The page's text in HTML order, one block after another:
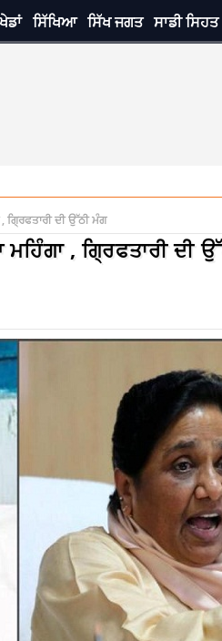
ਸਿੱਖਿਆ ਸਿੱਖ ਜਗਤ ਸਾਡੀ ਸਿਹਤ
ਗ੍ਰਿਫਤਾਰੀ ਦੀ ਉੱਠੀ ਮੰਗ
, ਗ੍ਰਿਫਤਾਰੀ ਦੀ